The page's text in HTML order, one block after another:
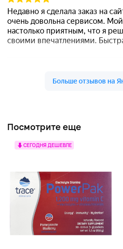
Посмотрите еще
СЕГОДНЯ ДЕШЕВЛЕ